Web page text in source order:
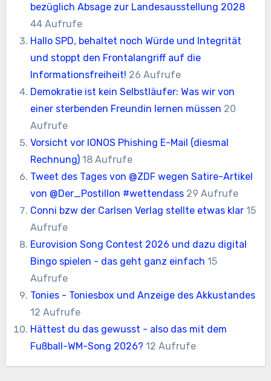
bezüglich Absage zur Landesausstellung 2028
44 Aufrufe
Hallo SPD, behaltet noch Würde und Integrität
und stoppt den Frontalangriff auf die
Informationsfreiheit! 26 Aufrufe
Demokratie ist kein Selbstläufer: Was wir von
einer sterbenden Freundin lernen müssen 20
Aufrufe
Vorsicht vor IONOS Phishing E-Mail (diesmal
Rechnung) 18 Aufrufe
Tweet des Tages von @ZDF wegen Satire-Artikel
von @Der_Postillon #wettendass 29 Aufrufe
Conni bzw der Carlsen Verlag stellte etwas klar 15
Aufrufe
Eurovision Song Contest 2026 und dazu digital
Bingo spielen - das geht ganz einfach 15
Aufrufe
Tonies - Toniesbox und Anzeige des Akkustandes
12 Aufrufe
Hättest du das gewusst - also das mit dem
Fußball-WM-Song 2026? 12 Aufrufe